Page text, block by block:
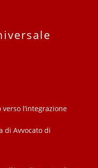
l’integrazione
di Avvocato di